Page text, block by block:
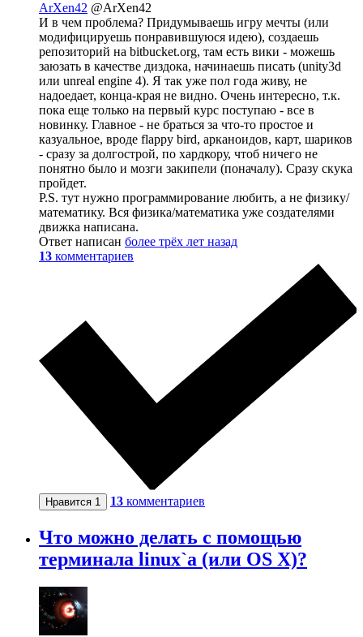
ArXen42 @ArXen42
И в чем проблема? Придумываешь игру мечты (или
модифицируешь понравившуюся идею), создаешь
репозиторий на bitbucket.org, там есть вики - можешь
заюзать в качестве диздока, начинаешь писать (unity3d
или unreal engine 4). Я так уже пол года живу, не
надоедает, конца-края не видно. Очень интересно, т.к.
пока еще только на первый курс поступаю - все в
новинку. Главное - не браться за что-то простое и
казуальное, вроде flappy bird, арканоидов, карт, шариков
- сразу за долгострой, по хардкору, чтоб ничего не
понятно было и мозги закипели (поначалу). Сразу скука
пройдет.
P.S. тут нужно программирование любить, а не физику/
математику. Вся физика/математика уже создателями
движка написана.
Ответ написан более трёх лет назад
13 комментариев
Нравится 1 13 комментариев
Что можно делать с помощью
терминала linux`a (или OS X)?